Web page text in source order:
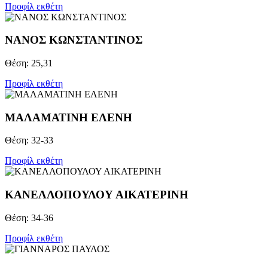
Προφίλ εκθέτη
ΝΑΝΟΣ ΚΩΝΣΤΑΝΤΙΝΟΣ
Θέση: 25,31
Προφίλ εκθέτη
ΜΑΛΑΜΑΤΙΝΗ ΕΛΕΝΗ
Θέση: 32-33
Προφίλ εκθέτη
ΚΑΝΕΛΛΟΠΟΥΛΟΥ ΑΙΚΑΤΕΡΙΝΗ
Θέση: 34-36
Προφίλ εκθέτη